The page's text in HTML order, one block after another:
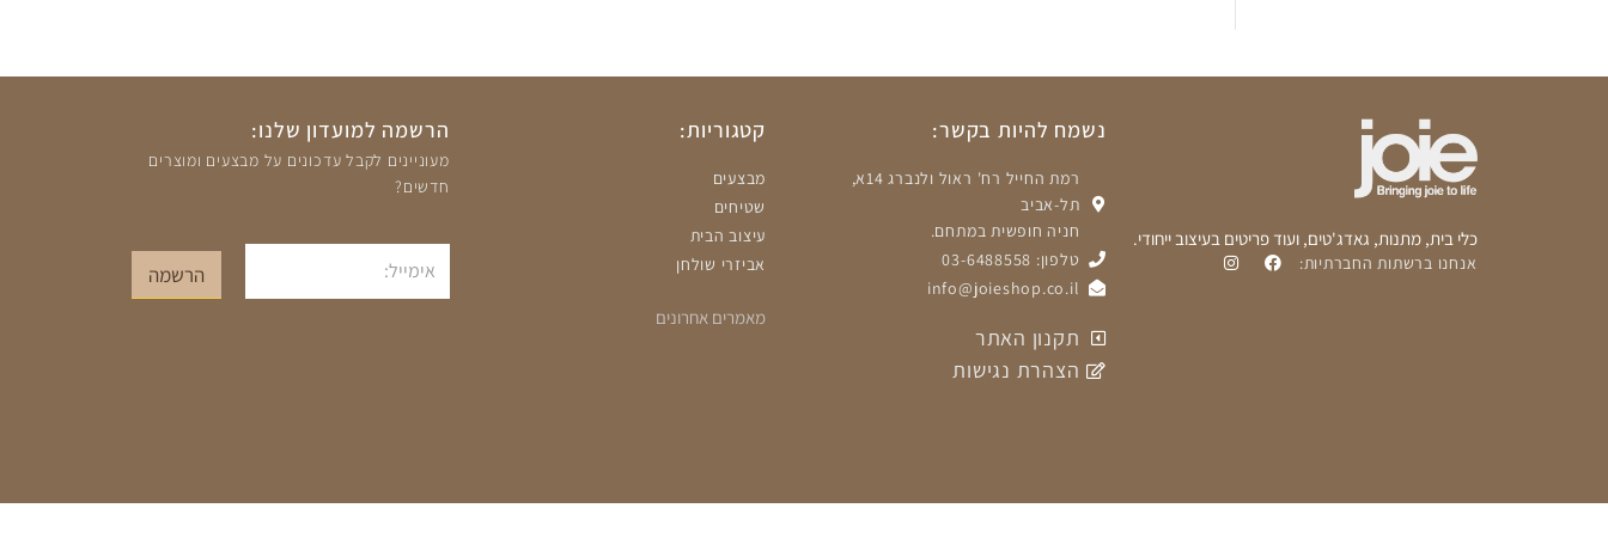
כלי בית, מתנות, גאדג'טים, ועוד פריטים בעיצוב ייחודי.
אנחנו ברשתות החברתיות:
נשמח להיות בקשר:
רמת החייל רח' ראול ולנברג 14א,
תל-אביב
חניה חופשית במתחם.
טלפון: 03-6488558
info@joieshop.co.il
תקנון האתר
הצהרת נגישות
קטגוריות:
מבצעים
שטיחים
עיצוב הבית
אביזרי שולחן
מאמרים אחרונים
הרשמה למועדון שלנו:
מעוניינים לקבל עדכונים על מבצעים ומוצרים
חדשים?
אימייל
הרשמה